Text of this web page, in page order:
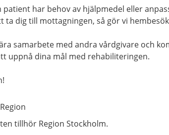
patient har behov av hjälpmedel eller
ta dig till mottagningen, så gör vi
samarbete med andra vårdgivare och
uppnå dina mål med rehabiliteringen.
Region
tillhör Region Stockholm.